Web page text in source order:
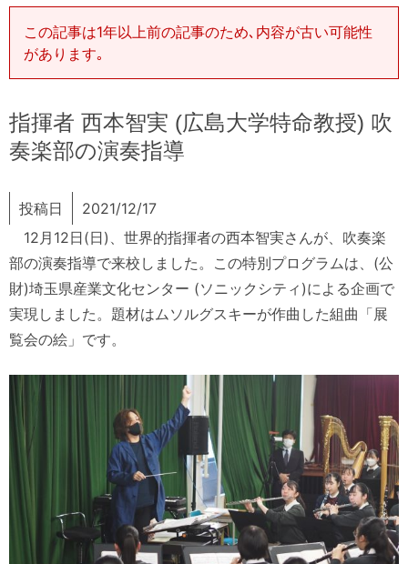
この記事は1年以上前の記事のため､内容が古い可能性
があります｡
指揮者 西本智実 (広島大学特命教授) 吹
奏楽部の演奏指導
投稿日
2021/12/17
12月12日(日)、世界的指揮者の西本智実さんが、吹奏楽
部の演奏指導で来校しました。この特別プログラムは、(公
財)埼玉県産業文化センター (ソニックシティ)による企画で
実現しました。題材はムソルグスキーが作曲した組曲「展
覧会の絵」です。